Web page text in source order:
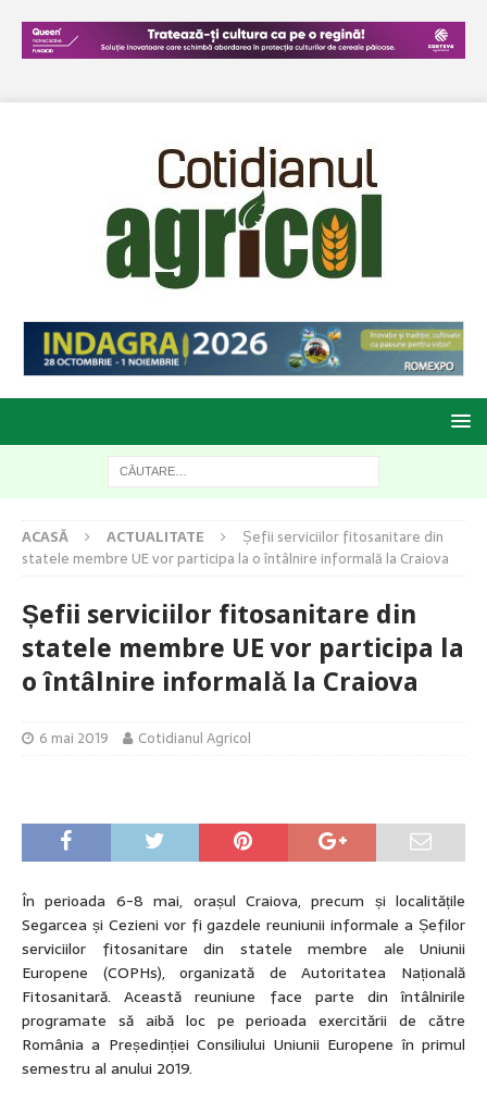
ACASĂ ACTUALITATE
Șefii serviciilor fitosanitare din
statele membre UE vor participa la o întâlnire informală la Craiova
Șefii serviciilor fitosanitare din
statele membre UE vor participa la
o întâlnire informală la Craiova
6 mai 2019 Cotidianul Agricol
În perioada 6-8 mai, orașul Craiova, precum și localitățile
Segarcea și Cezieni vor fi gazdele reuniunii informale a Șefilor
serviciilor fitosanitare din statele membre ale Uniunii
Europene (COPHs), organizată de Autoritatea Națională
Fitosanitară. Această reuniune face parte din întâlnirile
programate să aibă loc pe perioada exercitării de către
România a Președinției Consiliului Uniunii Europene în primul
semestru al anului 2019.